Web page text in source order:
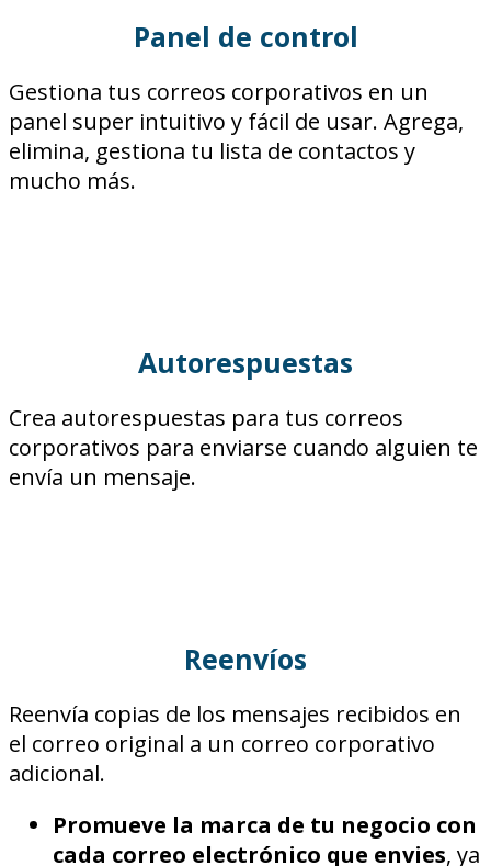
Panel de control
Gestiona tus correos corporativos en un
panel super intuitivo y fácil de usar. Agrega,
elimina, gestiona tu lista de contactos y
mucho más.
Autorespuestas
Crea autorespuestas para tus correos
corporativos para enviarse cuando alguien te
envía un mensaje.
Reenvíos
Reenvía copias de los mensajes recibidos en
el correo original a un correo corporativo
adicional.
Promueve la marca de tu negocio con
cada correo electrónico que envies, ya